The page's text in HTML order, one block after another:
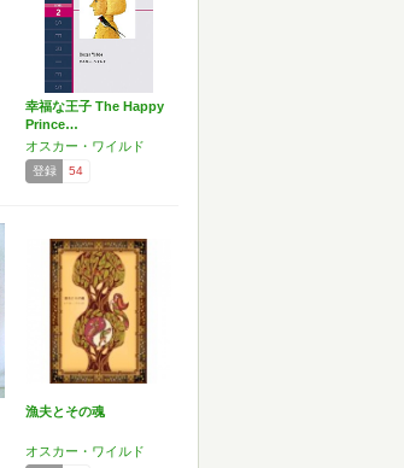
幸福な王子 The Happy
Prince…
オスカー・ワイルド
登録 54
漁夫とその魂
オスカー・ワイルド